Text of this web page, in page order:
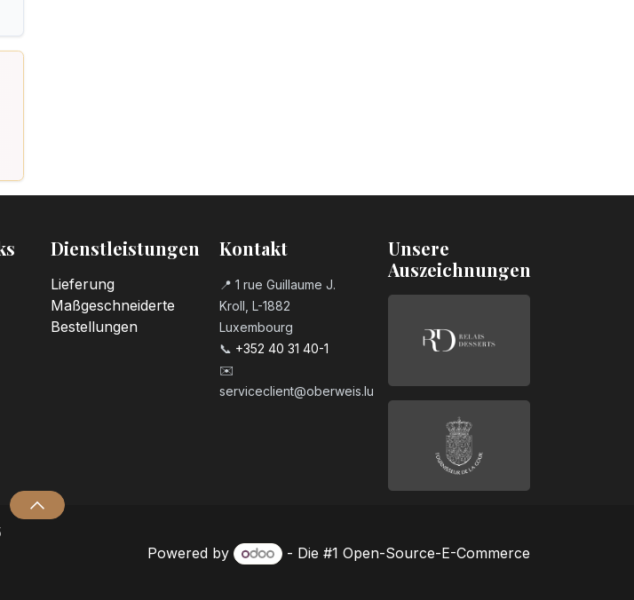
Dienstleistungen
Lieferung
Maßgeschneiderte
Bestellungen
Kontakt
📍 1 rue Guillaume J.
Kroll, L-1882
Luxembourg
📞 +352 40 31 40-1
✉️
serviceclient@oberweis.lu
Unsere
Auszeichnungen
Powered by - Die #1 Open-Source-E-Commerce